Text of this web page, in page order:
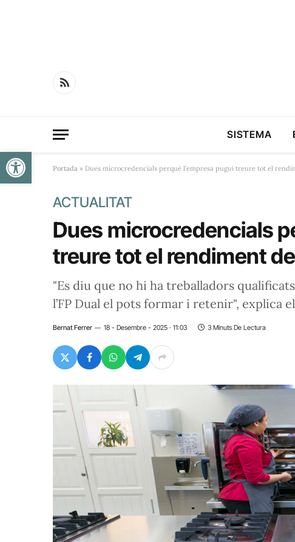
Obre la barra d'eines
RSS
SISTEMA
Portada » Dues microcredencials perquè l’empresa pugui treure tot el
ACTUALITAT
Dues microcredencials
treure tot el rendiment de
"Es diu que no hi ha treballadors
l’FP Dual el pots formar i retenir", explica
Bernat Ferrer 18 - Desembre - 2025 · 11:03 3 Minuts De Lectura